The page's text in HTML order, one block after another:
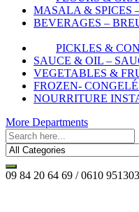
MASALA & SPICES
BEVERAGES –
PICKLES &
SAUCE & OIL –
VEGETABLES &
FROZEN-
NOURRITURE
More Departments
09 84 20 64 69 / 0610 951303